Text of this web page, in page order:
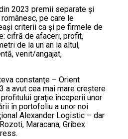
2023 premii separate şi
pe care le
criterii ca şi pe firmele de
cifră de afaceri, profit,
de la un an la altul,
venit/angajat,
constanţe – Orient
a avut cea mai mare creştere
graţie începerii unor
în portofoliu a unor noi
Alexander Logistic – dar
Maracana, Gribex